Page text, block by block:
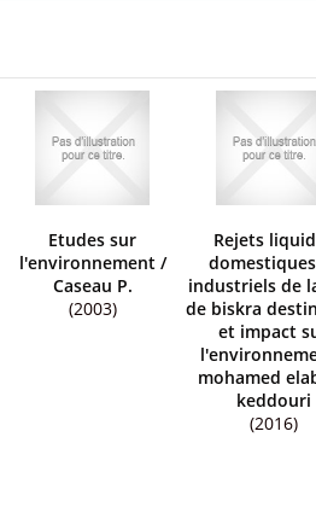
Etudes sur
l'environnement/
Caseau P.
(2003)
Rejets
industriels de
de biskra
et impact
mohamed
keddouri
(2016)